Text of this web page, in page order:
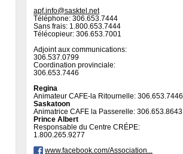
apf.info@sasktel.net
Téléphone: 306.653.7444
Sans frais: 1.800.653.7444
Télécopieur: 306.653.7001
Adjoint aux communications:
306.537.0799
Coordination provinciale:
306.653.7446
Regina
Animateur CAFE-la Ritournelle: 306.653.7446
Saskatoon
Animatrice CAFE la Passerelle: 306.653.8643
Prince Albert
Responsable du Centre CRÉPE:
1.800.265.9277
www.facebook.com/Association...